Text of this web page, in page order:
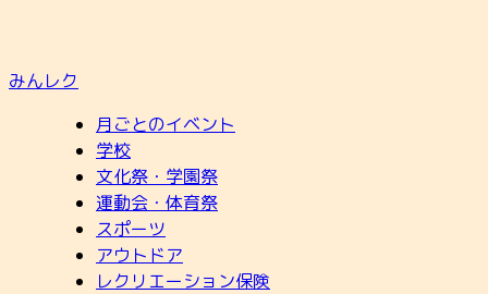
みんレク
月ごとのイベント
学校
文化祭・学園祭
運動会・体育祭
スポーツ
アウトドア
レクリエーション保険